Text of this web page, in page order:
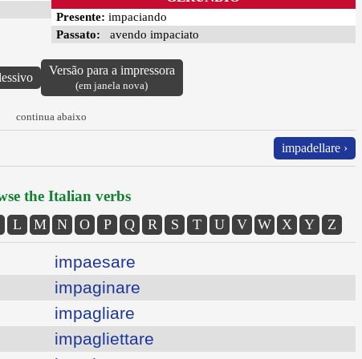
Presente: impaciando
Passato: avendo impaciato
Versão para a impressora
(em janela nova)
continua abaixo
impadellare ›
the Italian verbs
L M N O P Q R S T U V W X Y Z
impaesare
impaginare
impagliare
impagliettare